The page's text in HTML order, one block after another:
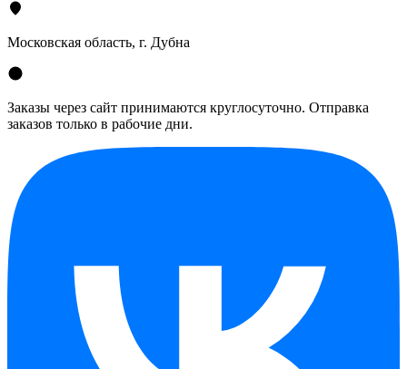
Московская область, г. Дубна
Заказы через сайт принимаются круглосуточно. Отправка
заказов только в рабочие дни.